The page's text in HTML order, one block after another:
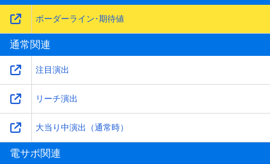
ボーダーライン･期待値
通常関連
注目演出
リーチ演出
大当り中演出（通常時）
電サポ関連